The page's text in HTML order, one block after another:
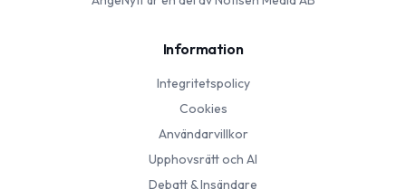
Information
Integritetspolicy
Cookies
Användarvillkor
Upphovsrätt och AI
Debatt & Insändare